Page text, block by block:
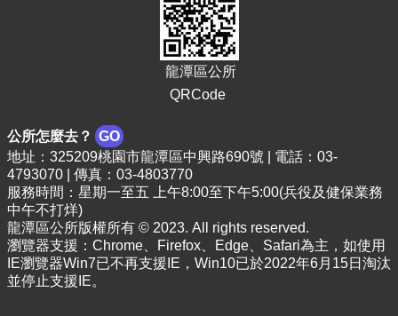
龍潭區公所
QRCode
公所怎麼去？ GO
地址：325209桃園市龍潭區中興路690號 | 電話：03-
4793070 | 傳真：03-4803770
服務時間：星期一至五 上午8:00至下午5:00(兵役及健保業務
中午不打烊)
龍潭區公所版權所有 © 2023. All rights reserved.
瀏覽器支援：Chrome、Firefox、Edge、Safari為主，如使用
IE瀏覽器Win7已不再支援IE，Win10已於2022年6月15日淘汰
並停止支援IE。